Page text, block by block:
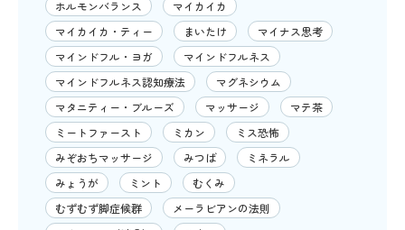
ホルモンバランス
マイカイカ
マイカイカ・ティー
まいたけ
マイナス思考
マインドフル・ヨガ
マインドフルネス
マインドフルネス認知療法
マグネシウム
マタニティー・ブルーズ
マッサージ
マテ茶
ミートファースト
ミカン
ミス恐怖
みぞおちマッサージ
みつば
ミネラル
みょうが
ミント
むくみ
むずむず脚症候群
メーラビアンの法則